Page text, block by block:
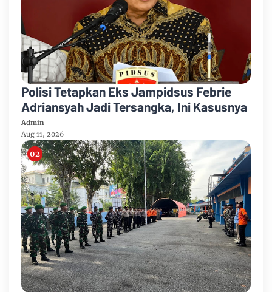
Polisi Tetapkan Eks Jampidsus Febrie
Adriansyah Jadi Tersangka, Ini Kasusnya
Admin
Aug 11, 2026